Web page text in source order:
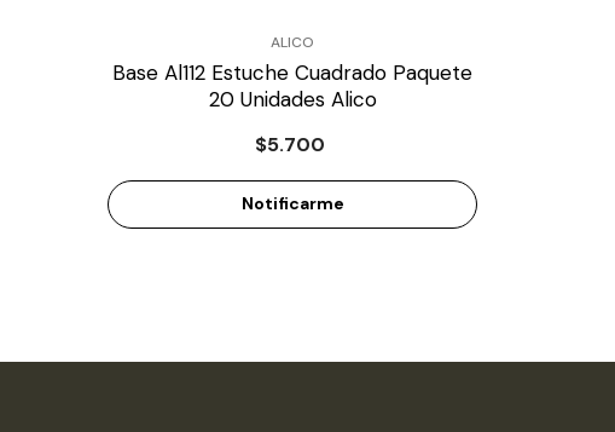
ALICO
Base Al112 Estuche Cuadrado Paquete
20 Unidades Alico
$5.700
Notificarme